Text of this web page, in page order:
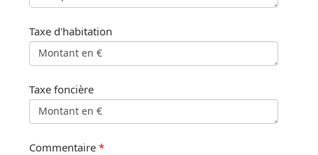
Taxe d'habitation
Taxe foncière
Commentaire *